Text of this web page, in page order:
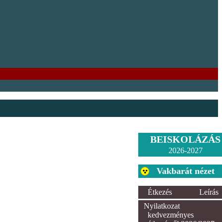
BEISKOLÁZÁS
2026-2027
Vakbarát nézet
Étkezés
Leírás
Nyilatkozat
kedvezményes